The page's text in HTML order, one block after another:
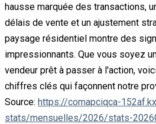
hausse marquée des transactions,
délais de vente et un ajustement
paysage résidentiel montre des
impressionnants. Que vous soyez
vendeur prêt à passer à l'action,
chiffres clés qui façonnent notre
Source: https://comapciqca-
stats/mensuelles/2026/stats-